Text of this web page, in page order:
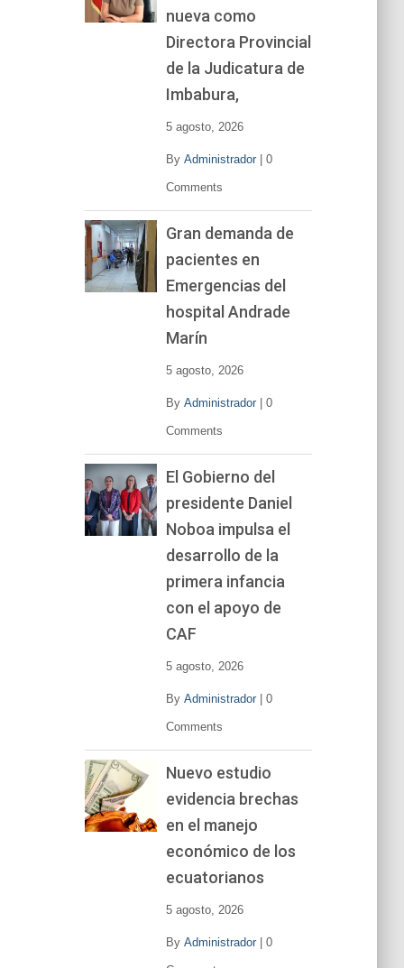
nueva como
Directora Provincial
de la Judicatura de
Imbabura,
5 agosto, 2026
By Administrador| 0
Comments
Gran demanda de
pacientes en
Emergencias del
hospital Andrade
Marín
5 agosto, 2026
By Administrador| 0
Comments
El Gobierno del
presidente Daniel
Noboa impulsa el
desarrollo de la
primera infancia
con el apoyo de
CAF
5 agosto, 2026
By Administrador| 0
Comments
Nuevo estudio
evidencia brechas
en el manejo
económico de los
ecuatorianos
5 agosto, 2026
By Administrador| 0